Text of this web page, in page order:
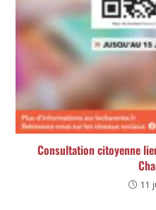
Consultation citoyenne
11